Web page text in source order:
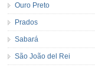
Ouro Preto
Prados
Sabará
São João del Rei